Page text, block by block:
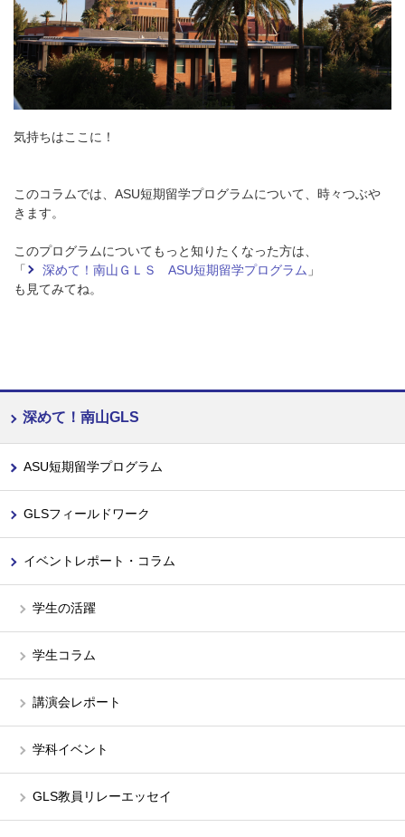
気持ちはここに！
このコラムでは、ASU短期留学プログラムについて、時々つぶや
きます。
このプログラムについてもっと知りたくなった方は、
「
深めて！南山ＧＬＳ ASU短期留学プログラム 」
も見てみてね。
深めて！南山GLS
ASU短期留学プログラム
GLSフィールドワーク
イベントレポート・コラム
学生の活躍
学生コラム
講演会レポート
学科イベント
GLS教員リレーエッセイ